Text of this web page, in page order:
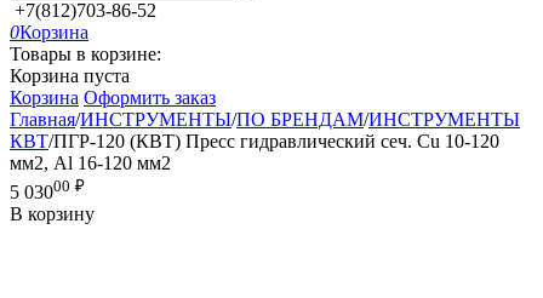
+7(812)703-86-52
0Корзина
Товары в корзине:
Корзина пуста
Корзина Оформить заказ
Главная/ИНСТРУМЕНТЫ/ПО БРЕНДАМ/ИНСТРУМЕНТЫ
КВТ/ПГР-120 (КВТ) Пресс гидравлический сеч. Cu 10-120
мм2, Al 16-120 мм2
5 03000 ₽
В корзину